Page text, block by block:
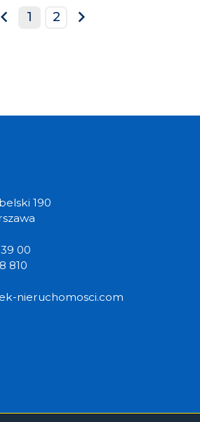
prev
1 2
next
190
00
810
nieruchomosci.com